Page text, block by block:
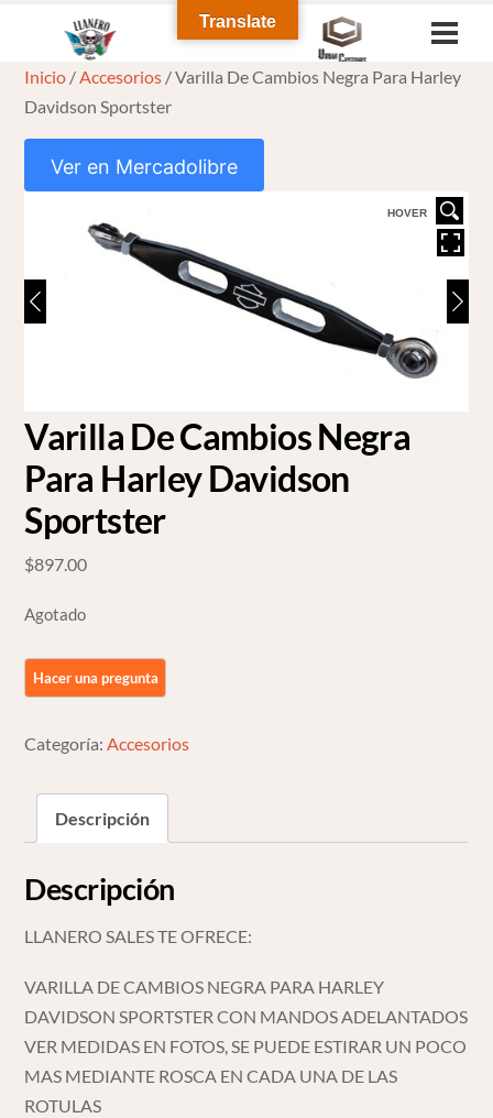
content
Inicio /Accesorios / Varilla De Cambios Negra Para Harley
Davidson Sportster
Ver en Mercadolibre
HOVER
Varilla De Cambios Negra
Para Harley Davidson
Sportster
$897.00
Agotado
Categoría: Accesorios
Descripción
Descripción
LLANERO SALES TE OFRECE:
VARILLA DE CAMBIOS NEGRA PARA HARLEY
DAVIDSON SPORTSTER CON MANDOS ADELANTADOS
VER MEDIDAS EN FOTOS, SE PUEDE ESTIRAR UN POCO
MAS MEDIANTE ROSCA EN CADA UNA DE LAS
ROTULAS
Translate